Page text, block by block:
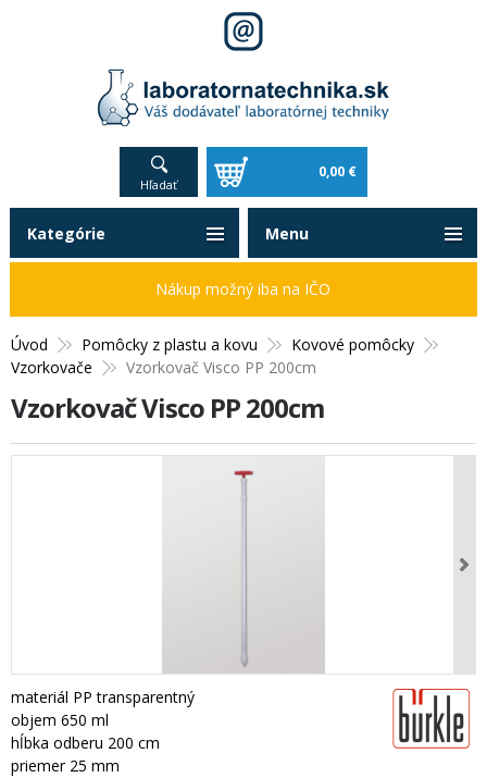
Hľadať
0,00 €
Úvod Pomôcky z plastu a kovu
Kovové pomôcky
Vzorkovače
Vzorkovač Visco PP 200cm
Vzorkovač Visco PP 200cm
materiál PP transparentný
objem 650 ml
hĺbka odberu 200 cm
priemer 25 mm
Kategórie
Nákup možný iba na IČO
Menu